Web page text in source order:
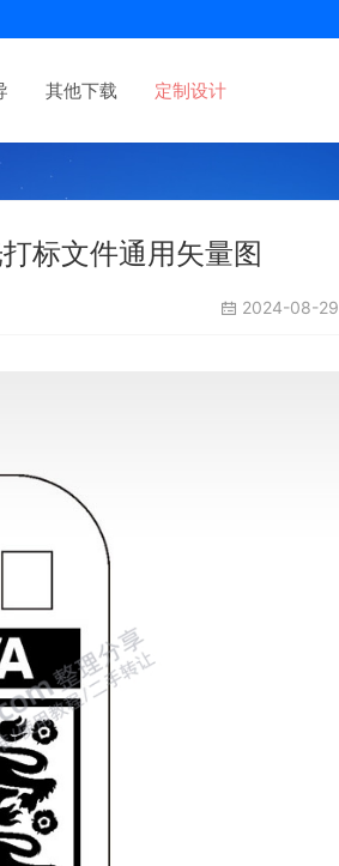
其他下载 定制设计
标文件通用矢量图
2024-08-29